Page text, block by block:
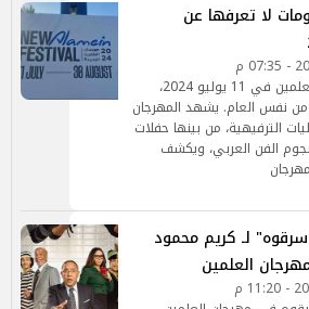
لا تعرفها عن
انطلقت فعاليات مهرجان العلمين في 11 يوليو 2024،
أغسطس من نفس العام. يشهد المهرجان
الترفيهية، من بينها حفلات
نجوم الفن العربي، ويكشف
لـ كريم محمود
العلمين